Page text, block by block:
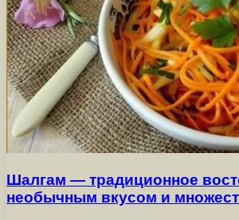
Шалгам — традиционное
необычным вкусом и